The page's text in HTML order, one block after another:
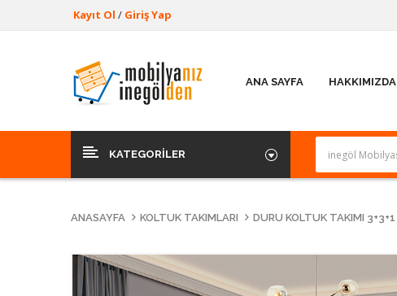
Kayıt Ol / Giriş Yap
ANA SAYFA HAKKIMIZDA
KATEGORILER
ANASAYFA KOLTUK TAKIMLARI DURU KOLTUK TAKIMI 3+3+1